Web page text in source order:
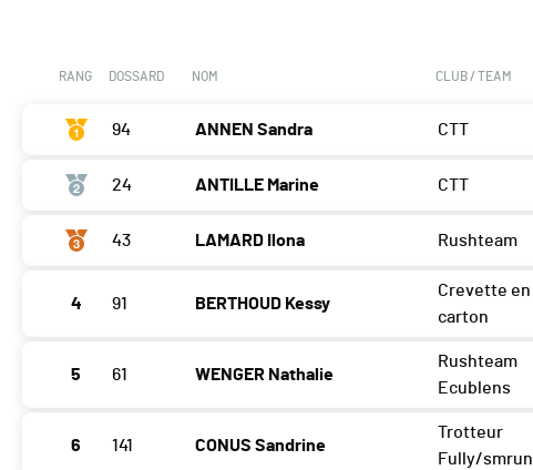
RANG DOSSARD NOM CLUB / TEAM
94 ANNEN Sandra CTT
24 ANTILLE Marine CTT
43 LAMARD Ilona Rushteam
4 91 BERTHOUD Kessy
Crevette en
carton
5 61 WENGER Nathalie
Rushteam
Ecublens
6 141 CONUS Sandrine
Trotteur
Fully/smrun